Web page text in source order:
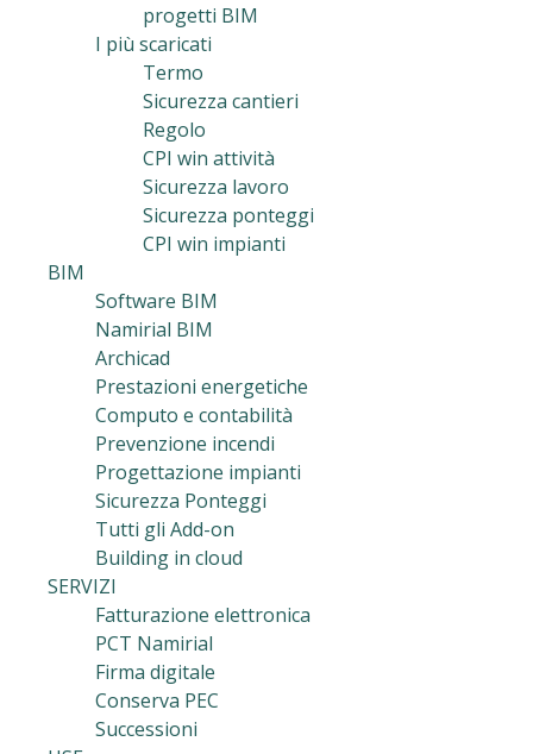
progetti BIM
I più scaricati
Termo
Sicurezza cantieri
Regolo
CPI win attività
Sicurezza lavoro
Sicurezza ponteggi
CPI win impianti
BIM
Software BIM
Namirial BIM
Archicad
Prestazioni energetiche
Computo e contabilità
Prevenzione incendi
Progettazione impianti
Sicurezza Ponteggi
Tutti gli Add-on
Building in cloud
SERVIZI
Fatturazione elettronica
PCT Namirial
Firma digitale
Conserva PEC
Successioni